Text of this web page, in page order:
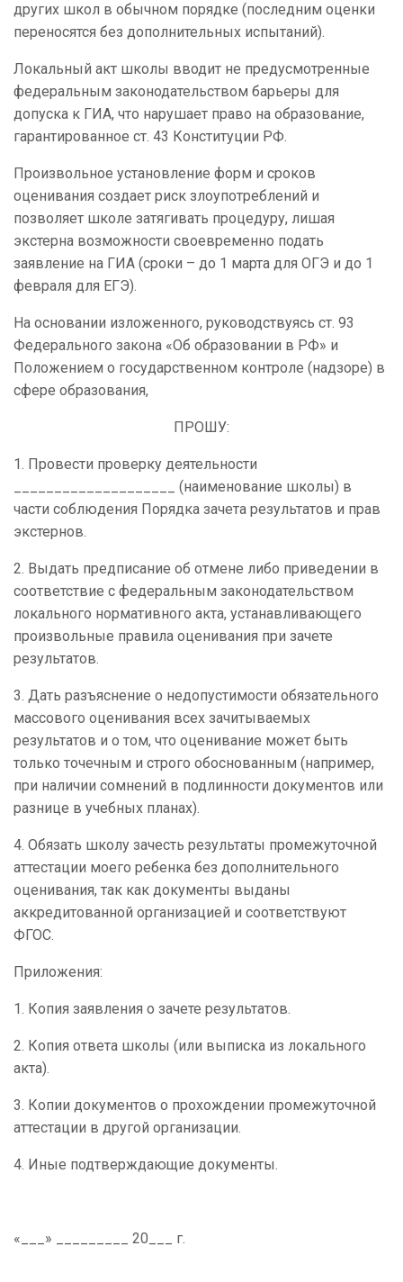
других школ в обычном порядке (последним оценки
переносятся без дополнительных испытаний).
Локальный акт школы вводит не предусмотренные
федеральным законодательством барьеры для
допуска к ГИА, что нарушает право на образование,
гарантированное ст. 43 Конституции РФ.
Произвольное установление форм и сроков
оценивания создает риск злоупотреблений и
позволяет школе затягивать процедуру, лишая
экстерна возможности своевременно подать
заявление на ГИА (сроки – до 1 марта для ОГЭ и до 1
февраля для ЕГЭ).
На основании изложенного, руководствуясь ст. 93
Федерального закона «Об образовании в РФ» и
Положением о государственном контроле (надзоре) в
сфере образования,
ПРОШУ:
1. Провести проверку деятельности
____________________ (наименование школы) в
части соблюдения Порядка зачета результатов и прав
экстернов.
2. Выдать предписание об отмене либо приведении в
соответствие с федеральным законодательством
локального нормативного акта, устанавливающего
произвольные правила оценивания при зачете
результатов.
3. Дать разъяснение о недопустимости обязательного
массового оценивания всех зачитываемых
результатов и о том, что оценивание может быть
только точечным и строго обоснованным (например,
при наличии сомнений в подлинности документов или
разнице в учебных планах).
4. Обязать школу зачесть результаты промежуточной
аттестации моего ребенка без дополнительного
оценивания, так как документы выданы
аккредитованной организацией и соответствуют
ФГОС.
Приложения:
1. Копия заявления о зачете результатов.
2. Копия ответа школы (или выписка из локального
акта).
3. Копии документов о прохождении промежуточной
аттестации в другой организации.
4. Иные подтверждающие документы.
«___» _________ 20___ г.